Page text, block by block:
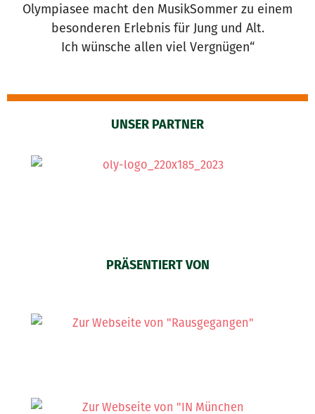
Olympiasee macht den MusikSommer zu einem
besonderen Erlebnis für Jung und Alt.
Ich wünsche allen viel Vergnügen“
UNSER PARTNER
PRÄSENTIERT VON